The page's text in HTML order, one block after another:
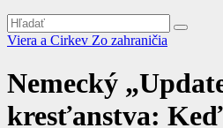
Viera a Cirkev Zo zahraničia
Nemecký
kresťanstva: